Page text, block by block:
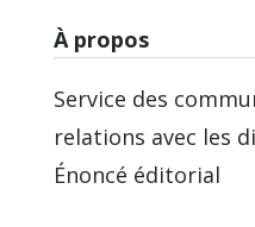
À propos
Service des
relations avec les
Énoncé éditorial